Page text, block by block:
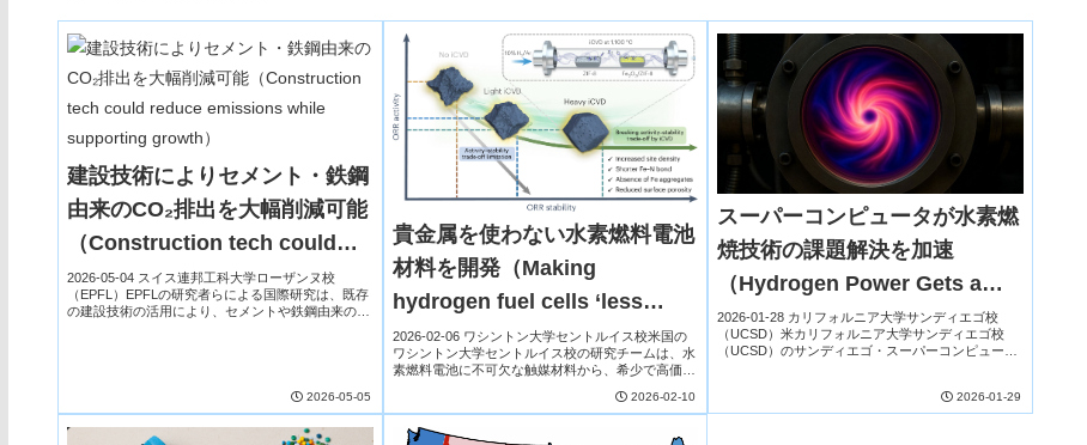
建設技術によりセメント・鉄鋼
由来のCO₂排出を大幅削減可能
（Construction tech could
reduce emissions while
supporting growth）
2026-05-04 スイス連邦工科大学ローザンヌ校
（EPFL）EPFLの研究者らによる国際研究は、既存
の建設技術の活用により、セメントや鉄鋼由来の
2026-05-05
貴金属を使わない水素燃料電池
材料を開発（Making
hydrogen fuel cells ‘less
precious’）
2026-02-06 ワシントン大学セントルイス校米国の
ワシントン大学セントルイス校の研究チームは、水
素燃料電池に不可欠な触媒材料から、希少で高価な
従来、燃料電池では白金などの貴金属触媒が必要
不...
2026-02-10
スーパーコンピュータが水素燃
焼技術の課題解決を加速
（Hydrogen Power Gets a
Spark — Thanks to SDSC’s
Expanse）
2026-01-28 カリフォルニア大学サンディエゴ校
（UCSD）米カリフォルニア大学サンディエゴ校
（UCSD）のサンディエゴ・スーパーコンピュータ
2026-01-29